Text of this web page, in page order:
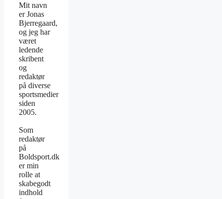
Mit navn
er Jonas
Bjerregaard,
og jeg har
været
ledende
skribent
og
redaktør
på diverse
sportsmedier
siden
2005.
Som
redaktør
på
Boldsport.dk
er min
rolle at
skabegodt
indhold